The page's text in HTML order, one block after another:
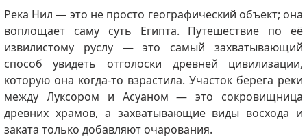
Река Нил — это не просто географический объект; она
воплощает саму суть Египта. Путешествие по её
извилистому руслу — это самый захватывающий
способ увидеть отголоски древней цивилизации,
которую она когда-то взрастила. Участок берега реки
между Луксором и Асуаном — это сокровищница
древних храмов, а захватывающие виды восхода и
заката только добавляют очарования.